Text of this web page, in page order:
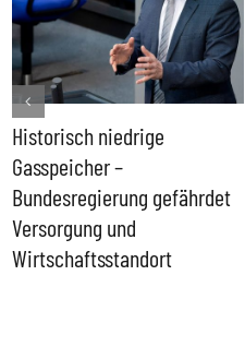
Historisch niedrige
Gasspeicher –
Bundesregierung gefährdet
Versorgung und
Wirtschaftsstandort